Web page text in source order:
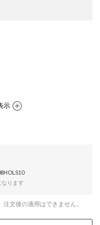
示
ります
文後の適用はできません。